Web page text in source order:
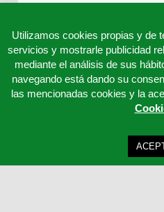
Utilizamos cookies propias y de
servicios y mostrarle publicidad
mediante el análisis de sus
navegando está dando su
las mencionadas cookies y la